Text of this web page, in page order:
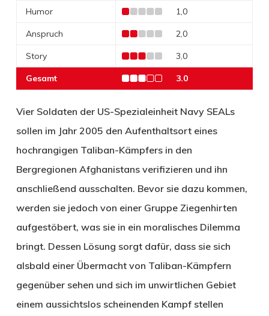
Humor 1,0
Anspruch 2,0
Story 3,0
Gesamt 3.0
Vier Soldaten der US-Spezialeinheit Navy SEALs
sollen im Jahr 2005 den Aufenthaltsort eines
hochrangigen Taliban-Kämpfers in den
Bergregionen Afghanistans verifizieren und ihn
anschließend ausschalten. Bevor sie dazu kommen,
werden sie jedoch von einer Gruppe Ziegenhirten
aufgestöbert, was sie in ein moralisches Dilemma
bringt. Dessen Lösung sorgt dafür, dass sie sich
alsbald einer Übermacht von Taliban-Kämpfern
gegenüber sehen und sich im unwirtlichen Gebiet
einem aussichtslos scheinenden Kampf stellen